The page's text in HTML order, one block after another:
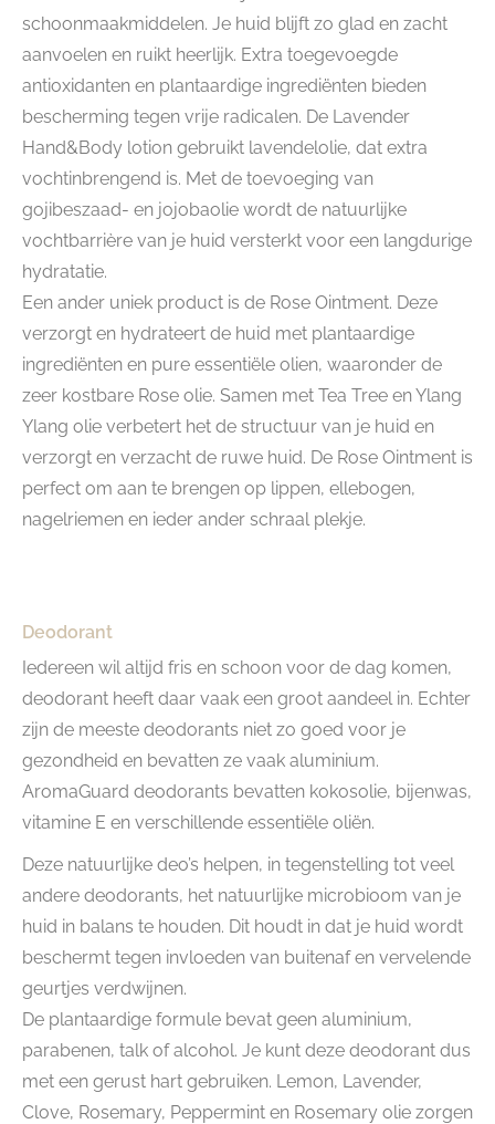
schoonmaakmiddelen. Je huid blijft zo glad en zacht
aanvoelen en ruikt heerlijk. Extra toegevoegde
antioxidanten en plantaardige ingrediënten bieden
bescherming tegen vrije radicalen. De Lavender
Hand&Body lotion gebruikt lavendelolie, dat extra
vochtinbrengend is. Met de toevoeging van
gojibeszaad- en jojobaolie wordt de natuurlijke
vochtbarrière van je huid versterkt voor een langdurige
hydratatie.
Een ander uniek product is de Rose Ointment. Deze
verzorgt en hydrateert de huid met plantaardige
ingrediënten en pure essentiële olien, waaronder de
zeer kostbare Rose olie. Samen met Tea Tree en Ylang
Ylang olie verbetert het de structuur van je huid en
verzorgt en verzacht de ruwe huid. De Rose Ointment is
perfect om aan te brengen op lippen, ellebogen,
nagelriemen en ieder ander schraal plekje.
Deodorant
Iedereen wil altijd fris en schoon voor de dag komen,
deodorant heeft daar vaak een groot aandeel in. Echter
zijn de meeste deodorants niet zo goed voor je
gezondheid en bevatten ze vaak aluminium.
AromaGuard deodorants bevatten kokosolie, bijenwas,
vitamine E en verschillende essentiële oliën.
Deze natuurlijke deo’s helpen, in tegenstelling tot veel
andere deodorants, het natuurlijke microbioom van je
huid in balans te houden. Dit houdt in dat je huid wordt
beschermt tegen invloeden van buitenaf en vervelende
geurtjes verdwijnen.
De plantaardige formule bevat geen aluminium,
parabenen, talk of alcohol. Je kunt deze deodorant dus
met een gerust hart gebruiken. Lemon, Lavender,
Clove, Rosemary, Peppermint en Rosemary olie zorgen